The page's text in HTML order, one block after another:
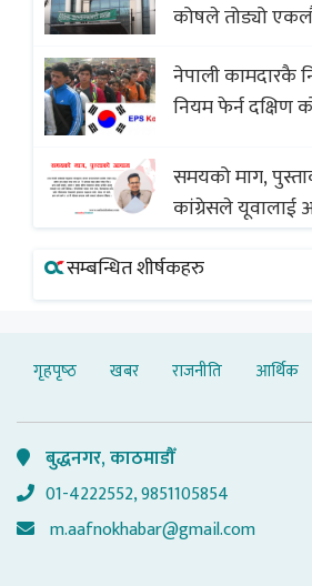
कोषले तोड्यो
(भिडियो)
नेपाली कामदारकै
नियम फेर्न दक्षिण
समयको माग,
कांग्रेसले यूवालाई
सम्बन्धित शीर्षकहरु
गृहपृष्‍ठ खबर राजनीति आर्थिक
बुद्धनगर, काठमाडौँ
01-4222552, 9851105854
m.aafnokhabar@gmail.com